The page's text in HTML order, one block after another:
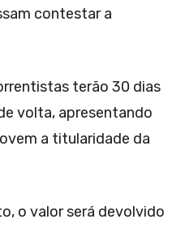
contestar a
terão 30 dias
volta, apresentando
a titularidade da
o valor será devolvido